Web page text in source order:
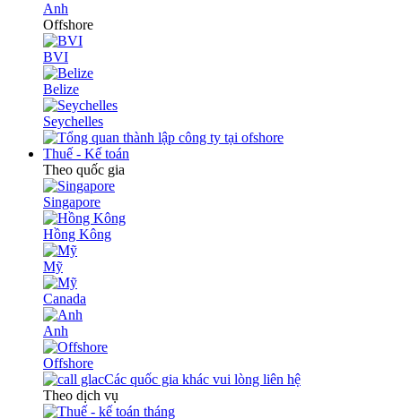
Anh
Offshore
BVI
Belize
Seychelles
Thuế - Kế toán
Theo quốc gia
Singapore
Hồng Kông
Mỹ
Canada
Anh
Offshore
Các quốc gia khác vui lòng liên hệ
Theo dịch vụ